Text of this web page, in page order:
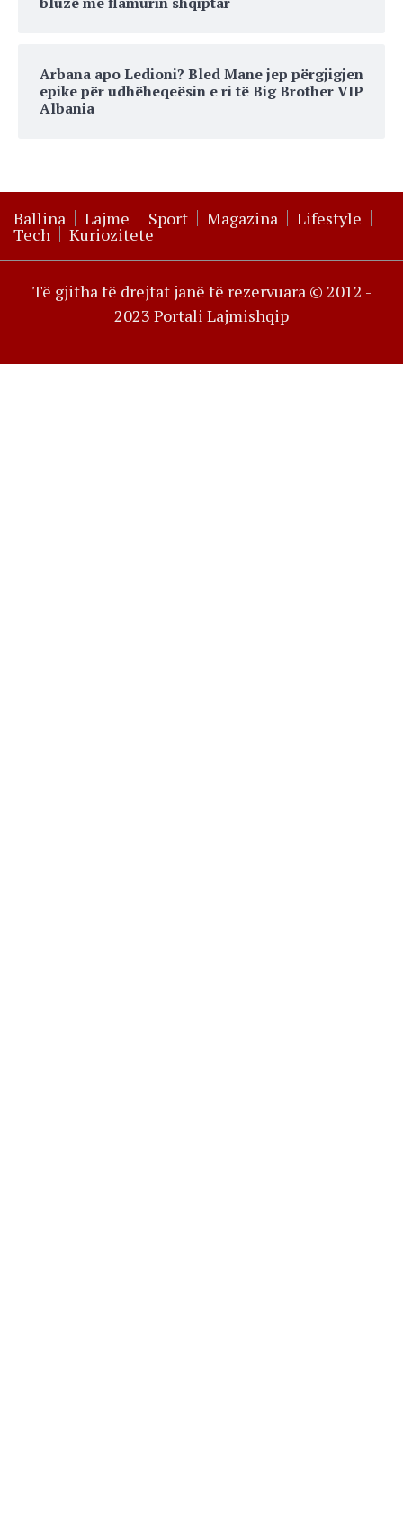
Arbana apo Ledioni? Bled Mane jep përgjigjen
epike për udhëheqeësin e ri të Big Brother VIP
Albania
Ballina Lajme Sport Magazina Lifestyle
Tech Kuriozitete
Të gjitha të drejtat janë të rezervuara © 2012 -
2023 Portali Lajmishqip